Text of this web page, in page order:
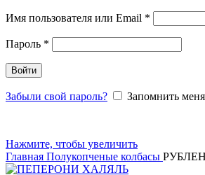
Имя пользователя или Email *
Пароль *
Войти
Забыли свой пароль? Запомнить меня
Нажмите, чтобы увеличить
Главная Полукопченые колбасы